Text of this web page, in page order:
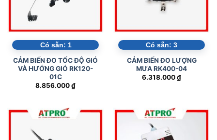
Có sẵn: 1
CẢM BIẾN ĐO TỐC ĐỘ GIÓ
VÀ HƯỚNG GIÓ RK120-
01C
8.856.000₫
Có sẵn: 3
CẢM BIẾN ĐO LƯỢNG
MƯA RK400-04
6.318.000₫